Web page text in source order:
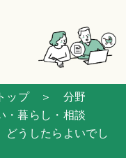
ップ＞ 分野
暮らし・相談
うしたらよいでし